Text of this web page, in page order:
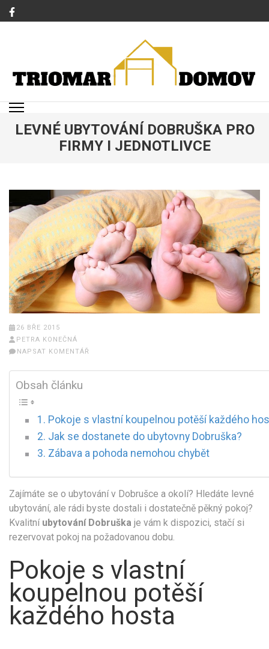
Přeskočit
na
TRIOMAR
LEVNÉ UBYTOVÁNÍ DOBRUŠKA PRO
FIRMY I JEDNOTLIVCE
26 BŘE 2015
PETRA KONEČNÁ
NAPSAT KOMENTÁŘ
Obsah článku
Pokoje s vlastní koupelnou potěší každého
Jak se dostanete do ubytovny Dobruška?
Zábava a pohoda nemohou chybět
Zajímáte se o ubytování v Dobrušce a okolí? Hledáte levné
ubytování, ale rádi byste dostali i dostatečně pěkný pokoj?
Kvalitní ubytování Dobruška je vám k dispozici, stačí si
rezervovat pokoj na požadovanou dobu.
Pokoje s vlastní
koupelnou potěší
každého hosta